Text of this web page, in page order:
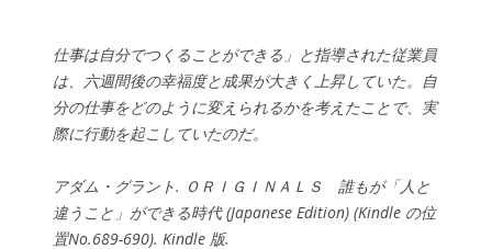
仕事は自分でつくることができる」と指導された従業員
は、六週間後の幸福度と成果が大きく上昇していた。自
分の仕事をどのように変えられるかを考えたことで、実
際に行動を起こしていたのだ。
アダム・グラント. ＯＲＩＧＩＮＡＬＳ 誰もが「人と
違うこと」ができる時代 (Japanese Edition) (Kindle の位
置No.689-690). Kindle 版.